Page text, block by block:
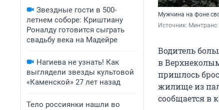
Звездные гости в 500-
летнем соборе: Криштиану
Роналду готовится сыграть
свадьбу века на Мадейре
Нагиева не узнать! Как
выглядели звезды культовой
«Каменской» 27 лет назад
Тело россиянки нашли во
Мужчина на фоне
Источник:
Водитель
в
пришлось
жилище из
сообщается в